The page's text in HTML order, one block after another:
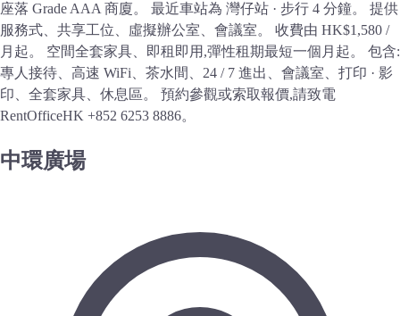
座落 Grade AAA 商廈。 最近車站為 灣仔站 · 步行 4 分鐘。 提供
服務式、共享工位、虛擬辦公室、會議室。 收費由 HK$1,580 /
月起。 空間全套家具、即租即用,彈性租期最短一個月起。 包含:
專人接待、高速 WiFi、茶水間、24 / 7 進出、會議室、打印 · 影
印、全套家具、休息區。 預約參觀或索取報價,請致電
RentOfficeHK +852 6253 8886。
中環廣場